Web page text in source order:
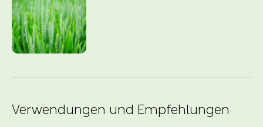
Verwendungen und Empfehlungen